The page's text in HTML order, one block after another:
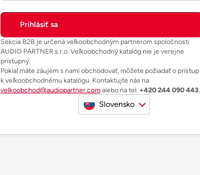
Sekcia B2B je určená veľkoobchodným partnerom spoločnosti
AUDIO PARTNER s.r.o. Veľkoobchodný katalóg nie je verejne
prístupný.
Pokiaľ máte záujem s nami obchodovať, môžete požiadať o prístup
k veľkoobchodnému katalógu. Kontaktujte nás na
velkoobchod@audiopartner.comalebo na tel. +420 244 090 443.
Slovensko